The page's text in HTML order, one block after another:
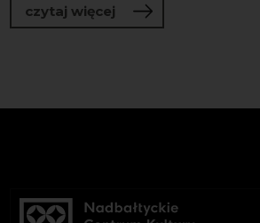
czytaj więcej o Historia Sztuki